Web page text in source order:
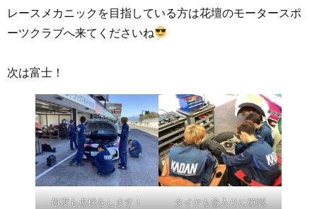
レースメカニックを目指している方は花壇のモータースポ
ーツクラブへ来てくださいね
次は富士！
何度も点検をします！ タイヤも念入りに確認